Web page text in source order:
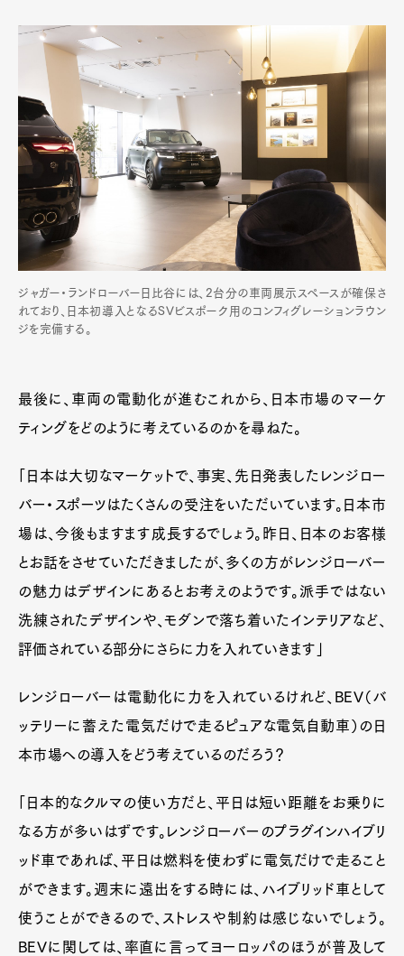
ジャガー・ランドローバー日比谷には、2台分の車両展示スペースが確保さ
れており、日本初導入となるSVビスポーク用のコンフィグレーションラウン
ジを完備する。
最後に、車両の電動化が進むこれから、日本市場のマーケ
ティングをどのように考えているのかを尋ねた。
「日本は大切なマーケットで、事実、先日発表したレンジロー
バー・スポーツはたくさんの受注をいただいています。日本市
場は、今後もますます成長するでしょう。昨日、日本のお客様
とお話をさせていただきましたが、多くの方がレンジローバー
の魅力はデザインにあるとお考えのようです。派手ではない
洗練されたデザインや、モダンで落ち着いたインテリアなど、
評価されている部分にさらに力を入れていきます」
レンジローバーは電動化に力を入れているけれど、BEV（バ
ッテリーに蓄えた電気だけで走るピュアな電気自動車）の日
本市場への導入をどう考えているのだろう？
「日本的なクルマの使い方だと、平日は短い距離をお乗りに
なる方が多いはずです。レンジローバーのプラグインハイブリ
ッド車であれば、平日は燃料を使わずに電気だけで走ること
ができます。週末に遠出をする時には、ハイブリッド車として
使うことができるので、ストレスや制約は感じないでしょう。
BEVに関しては、率直に言ってヨーロッパのほうが普及して